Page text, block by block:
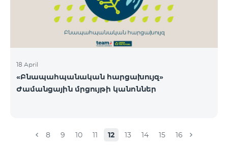
18 April
«Բնապահպանական հարցախույզ»
Ժամանցային մրցույթի կանոններ
8 9 10 11 12 13 14 15 16